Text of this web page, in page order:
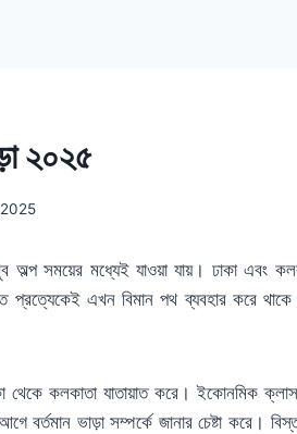
২০২৫
অল্প সময়ের মধ্যেই যাওয়া যায়। ঢাকা এবং
প্রত্যেকেই এখন বিমান পথ ব্যবহার করে
থেকে কলকাতা যাতায়াত করে। ইকোনমিক
বর্তমান ভাড়া সম্পর্কে জানার চেষ্টা করে।